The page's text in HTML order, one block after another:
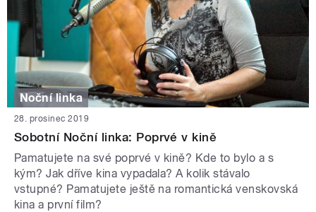
Noční linka
28. prosinec 2019
Sobotní Noční linka: Poprvé v kině
Pamatujete na své poprvé v kině? Kde to bylo a s
kým? Jak dříve kina vypadala? A kolik stávalo
vstupné? Pamatujete ještě na romantická venskovská
kina a první film?